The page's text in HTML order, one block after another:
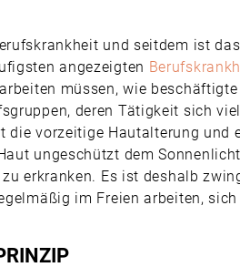
und seitdem ist
angezeigten
müssen, wie
deren Tätigkeit sich
die vorzeitige Hautalterung und
ungeschützt dem
erkranken. Es ist deshalb
im Freien arbeiten,